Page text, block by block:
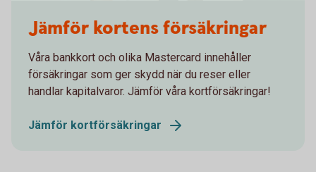
Jämför kortens försäkringar
Våra bankkort och olika Mastercard innehåller
försäkringar som ger skydd när du reser eller
handlar kapitalvaror. Jämför våra kortförsäkringar!
Jämför kortförsäkringar